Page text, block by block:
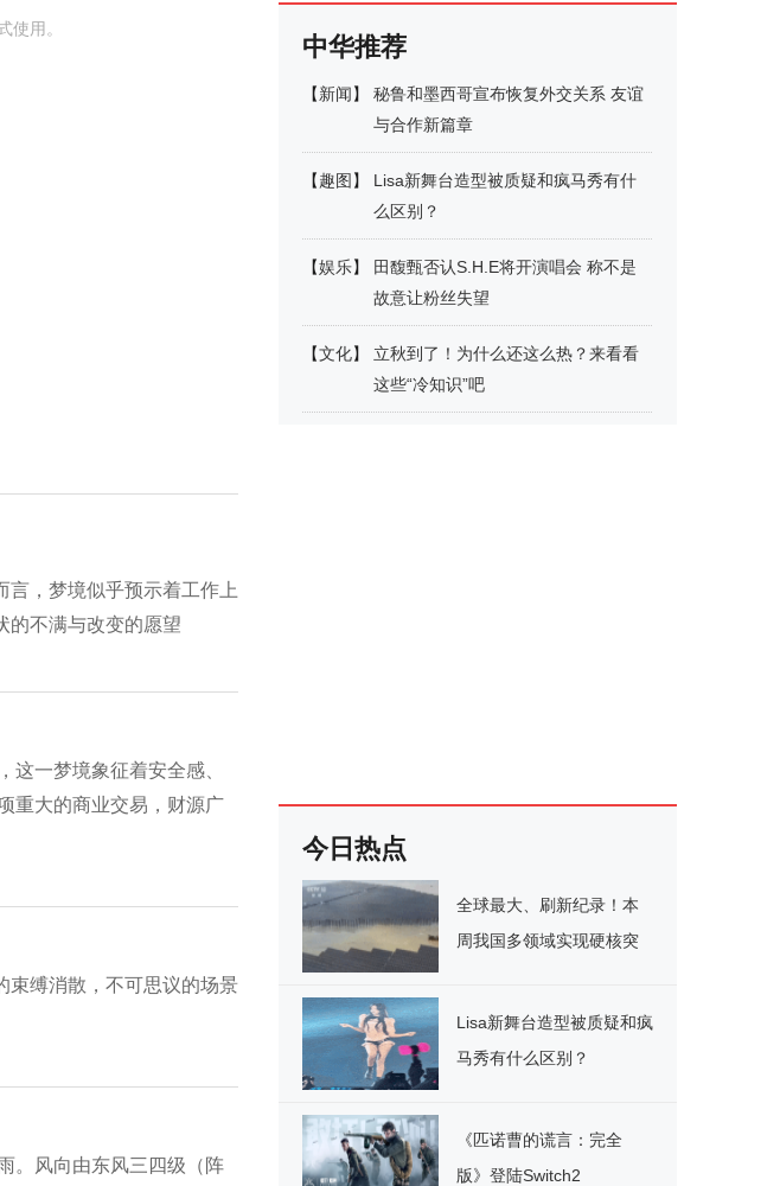
使用。
言，梦境似乎预示着工作上
的不满与改变的愿望
一梦境象征着安全感、
重大的商业交易，财源广
束缚消散，不可思议的场景
。风向由东风三四级（阵
中华推荐
【新闻】
秘鲁和墨西哥宣布恢复外交关系 友谊
与合作新篇章
【趣图 】
Lisa新舞台造型被质疑和疯马秀有什
么区别？
【娱乐】
田馥甄否认S.H.E将开演唱会 称不是
故意让粉丝失望
【文化】
立秋到了！为什么还这么热？来看看
这些“冷知识”吧
今日热点
全球最大、刷新纪录！本
周我国多领域实现硬核突
Lisa新舞台造型被质疑和疯
马秀有什么区别？
《匹诺曹的谎言：完全
版》登陆Switch2